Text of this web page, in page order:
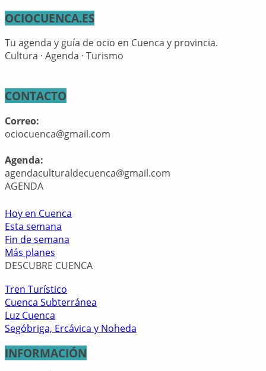
OCIOCUENCA.ES
Tu agenda y guía de ocio en Cuenca y provincia.
Cultura · Agenda · Turismo
CONTACTO
Correo:
ociocuenca@gmail.com
Agenda:
agendaculturaldecuenca@gmail.com
AGENDA
Hoy en Cuenca
Esta semana
Fin de semana
Más planes
DESCUBRE CUENCA
Tren Turístico
Cuenca Subterránea
Luz Cuenca
Segóbriga, Ercávica y Noheda
INFORMACIÓN